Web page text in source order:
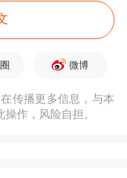
美元化”趋势
的新兴市场央
季度全球央行
赤字高企、债
微博
传播更多信息，与本
作，风险自担。